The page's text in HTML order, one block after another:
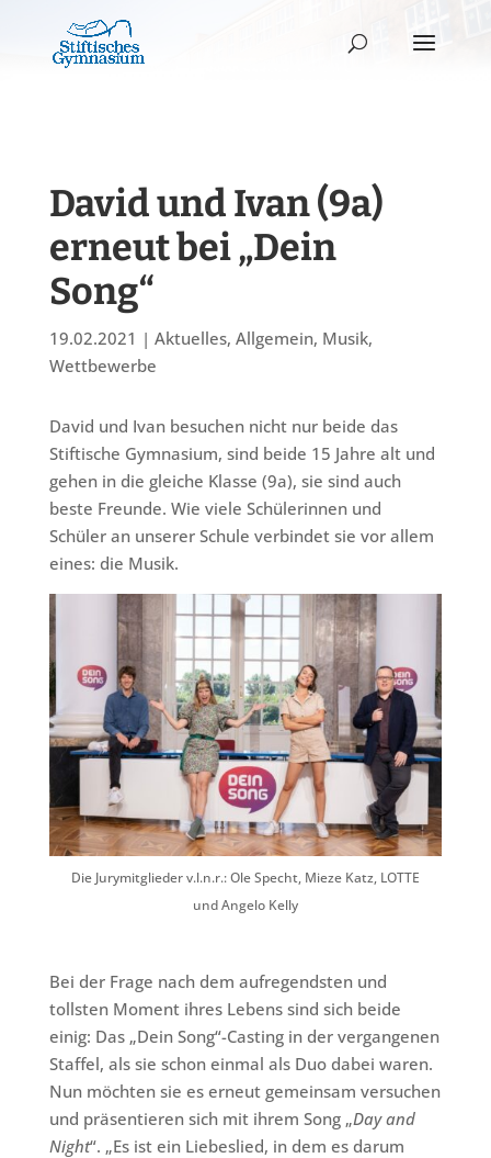
David und Ivan (9a)
erneut bei „Dein
Song“
19.02.2021 | Aktuelles, Allgemein, Musik,
Wettbewerbe
David und Ivan besuchen nicht nur beide das
Stiftische Gymnasium, sind beide 15 Jahre alt und
gehen in die gleiche Klasse (9a), sie sind auch
beste Freunde. Wie viele Schülerinnen und
Schüler an unserer Schule verbindet sie vor allem
eines: die Musik.
Die Jurymitglieder v.l.n.r.: Ole Specht, Mieze Katz, LOTTE
und Angelo Kelly
Bei der Frage nach dem aufregendsten und
tollsten Moment ihres Lebens sind sich beide
einig: Das „Dein Song“-Casting in der vergangenen
Staffel, als sie schon einmal als Duo dabei waren.
Nun möchten sie es erneut gemeinsam versuchen
und präsentieren sich mit ihrem Song „Day and
Night“. „Es ist ein Liebeslied, in dem es darum